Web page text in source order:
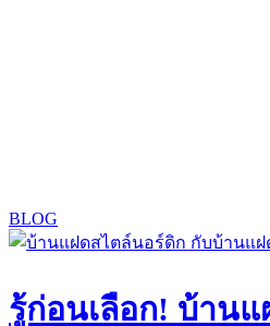
BLOG
รู้ก่อนเลือก! บ้าน